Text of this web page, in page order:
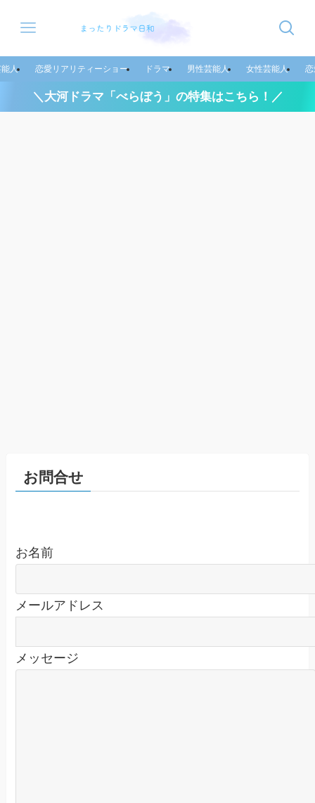
人 恋愛リアリティーショー ドラマ 男性芸能人 女性芸能人
＼大河ドラマ「べらぼう」の特集はこちら！／
お問合せ
お名前
メールアドレス
メッセージ